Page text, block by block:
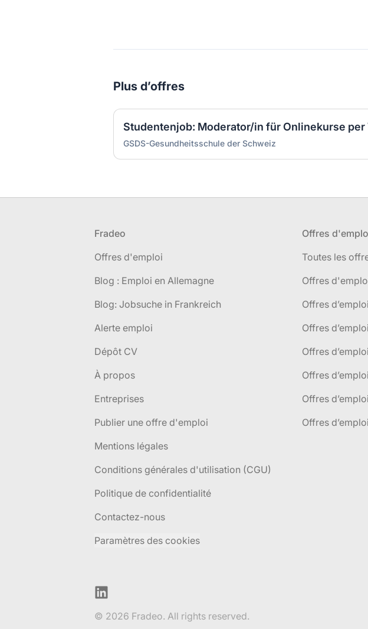
Plus d’offres
GSDS-Gesundheitsschule der Schweiz
Fradeo
Offres d'emploi
Blog : Emploi en Allemagne
Blog: Jobsuche in Frankreich
Alerte emploi
Dépôt CV
À propos
Entreprises
Publier une offre d'emploi
Mentions légales
Conditions générales d'utilisation (CGU)
Politique de confidentialité
Contactez-nous
Paramètres des cookies
Offres
Toutes les
Offres
Offres
Offres
Offres
Offres
Offres
LinkedIn
© 2026 Fradeo. All rights reserved.